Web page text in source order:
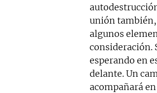
unión también,
algunos
consideración.
esperando en
delante. Un
acompañará